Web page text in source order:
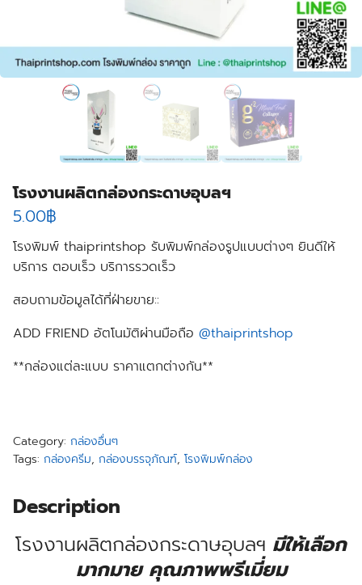
โรงงานผลิตกล่องกระดาษอุบลฯ
5.00฿
โรงพิมพ์ thaiprintshop รับพิมพ์กล่องรูปแบบต่างๆ ยินดีให้
บริการ ตอบเร็ว บริการรวดเร็ว
สอบถามข้อมูลได้ที่ฝ่ายขาย::
ADD FRIEND อัตโนมัติผ่านมือถือ @thaiprintshop
**กล่องแต่ละแบบ ราคาแตกต่างกัน**
Category: กล่องอื่นๆ
Tags: กล่องครีม, กล่องบรรจุภัณฑ์, โรงพิมพ์กล่อง
Description
โรงงานผลิตกล่องกระดาษอุบลฯ มีให้เลือก
มากมาย คุณภาพพรีเมี่ยม